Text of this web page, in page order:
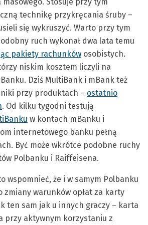
Stosuje przy tym
technikę przykręcania śruby –
się wykruszyć. Warto przy tym
ruch wykonał dwa lata temu
pakiety rachunków osobistych.
niskim kosztem liczyli na
Dziś MultiBank i mBank też
przy produktach – ostatnio
. Od kilku tygodni testują
w kontach mBanku i
internetowego banku pełną
Być może wkrótce podobne ruchy
Polbanku i Raiffeisena.
wspomnieć, że i w samym Polbanku
zmiany warunków opłat za karty
ten sam jak u innych graczy – karta
przy aktywnym korzystaniu z